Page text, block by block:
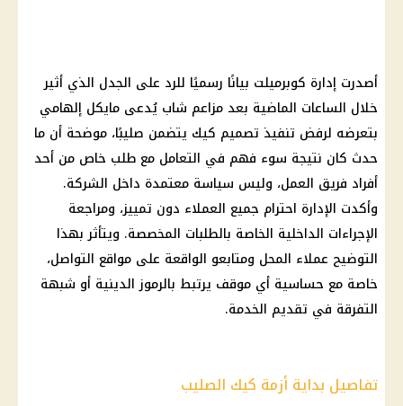
أصدرت إدارة كوبرميلت بيانًا رسميًا للرد على الجدل الذي أثير
خلال الساعات الماضية بعد مزاعم شاب يُدعى مايكل إلهامي
بتعرضه لرفض تنفيذ تصميم كيك يتضمن صليبًا، موضحة أن ما
حدث كان نتيجة سوء فهم في التعامل مع طلب خاص من أحد
أفراد فريق العمل، وليس سياسة معتمدة داخل الشركة.
وأكدت الإدارة احترام جميع العملاء دون تمييز، ومراجعة
الإجراءات الداخلية الخاصة بالطلبات المخصصة. ويتأثر بهذا
التوضيح عملاء المحل ومتابعو الواقعة على مواقع التواصل،
خاصة مع حساسية أي موقف يرتبط بالرموز الدينية أو شبهة
التفرقة في تقديم الخدمة.
تفاصيل بداية أزمة كيك الصليب